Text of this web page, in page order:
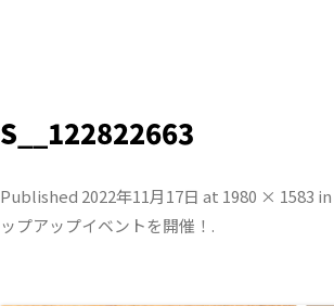
S__122822663
Published 2022年11月17日 at 1980 × 1583 in
ップアップイベントを開催！ .